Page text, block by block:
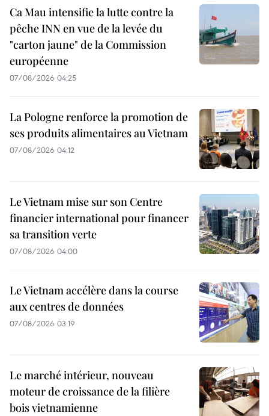
Ca Mau intensifie la lutte contre la
pêche INN en vue de la levée du
"carton jaune" de la Commission
européenne
07/08/2026 04:25
La Pologne renforce la promotion de
ses produits alimentaires au Vietnam
07/08/2026 04:12
Le Vietnam mise sur son Centre
financier international pour financer
sa transition verte
07/08/2026 04:00
Le Vietnam accélère dans la course
aux centres de données
07/08/2026 03:19
Le marché intérieur, nouveau
moteur de croissance de la filière
bois vietnamienne